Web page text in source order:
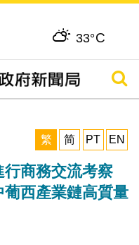
33°C
搜尋
繁
简 PT EN
商務交流考察
西產業鏈高質量